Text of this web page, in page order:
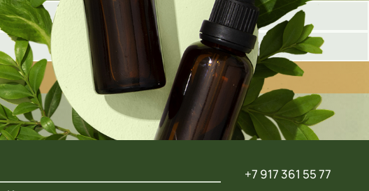
+7 917 361 55 77